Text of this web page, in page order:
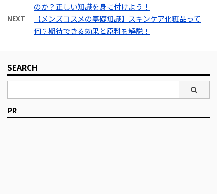
い！■ 女性にモテた
い！■ 老けて見られた
くない！ 当然ながら、男
性にもこういった思いは
的に女性と比べて乏しい
のも事実。 なんとなく化
粧品（医薬部外品も含め
て）を選ぶのではなく ...
い！■ 女性にモテた
い！■ 老けて見られた
くない！ 当然ながら、男
性にもこういった思いは
的に女性と比べて乏しい
のも事実。 なんとなく化
粧品（医薬部外品も含め
がするもの」 というのは
思い込みに過ぎません。
とはいっても、メイクを
ち、見栄えをよくすると
いう意味のほうが強いか
■ カッコよくなりた
のか？正しい知識を身に付けよう！
NEXT
【メンズコスメの基礎知識】スキンケア化粧品って
何？期待できる効果と原料を解説！
SEARCH
PR